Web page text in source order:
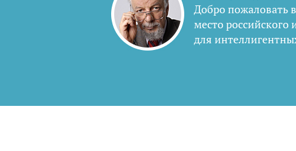
Добро пожаловать
место российского
для